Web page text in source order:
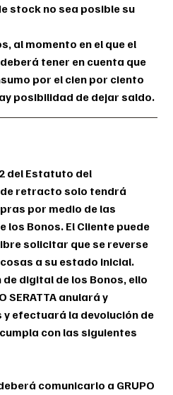
stock no sea posible su
al momento en el que el
tener en cuenta que
por el cien por ciento
posibilidad de dejar saldo.
del Estatuto del
retracto solo tendrá
por medio de las
Bonos. El Cliente puede
solicitar que se reverse
a su estado inicial.
digital de los Bonos, ello
SERATTA anulará y
efectuará la devolución de
con las siguientes
comunicarlo a GRUPO